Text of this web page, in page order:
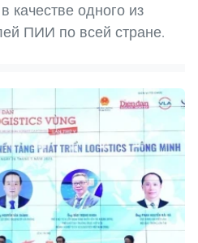
качестве одного из
ПИИ по всей стране.